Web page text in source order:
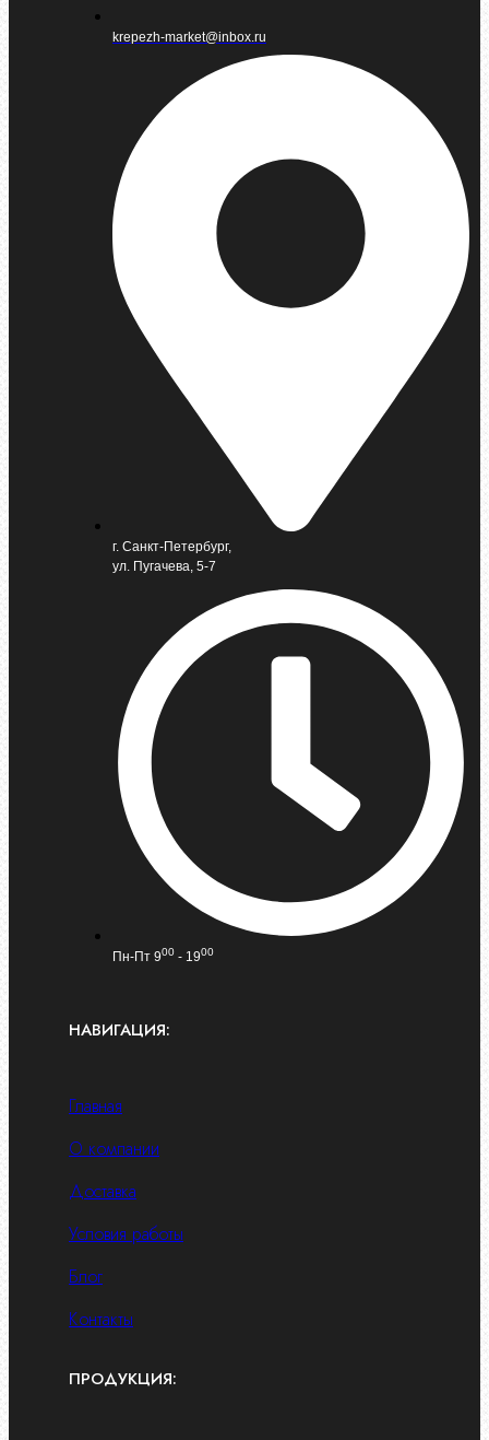
krepezh-market@inbox.ru
г. Санкт-Петербург,
ул. Пугачева, 5-7
Пн-Пт 900 - 1900
НАВИГАЦИЯ:
Главная
О компании
Доставка
Условия работы
Блог
Контакты
ПРОДУКЦИЯ: